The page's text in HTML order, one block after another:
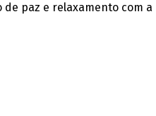
paz e relaxamento com a